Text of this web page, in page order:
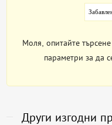
Моля, опитайте
параметри за да
Други изгодни